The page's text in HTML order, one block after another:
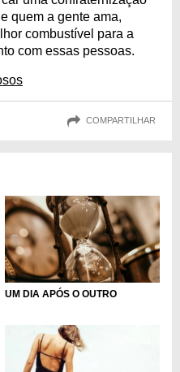
quem a gente ama,
combustível para a
com essas pessoas.
COMPARTILHAR
UM DIA APÓS O OUTRO